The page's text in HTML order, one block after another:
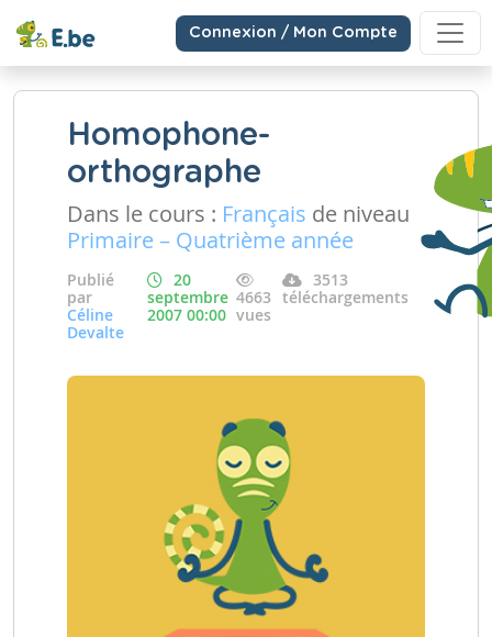
Connexion / Mon Compte
Homophone-
orthographe
Dans le cours : Français de niveau
Primaire – Quatrième année
Publié
par
Céline
Devalte
20
septembre
2007 00:00
4663
vues
3513
téléchargements